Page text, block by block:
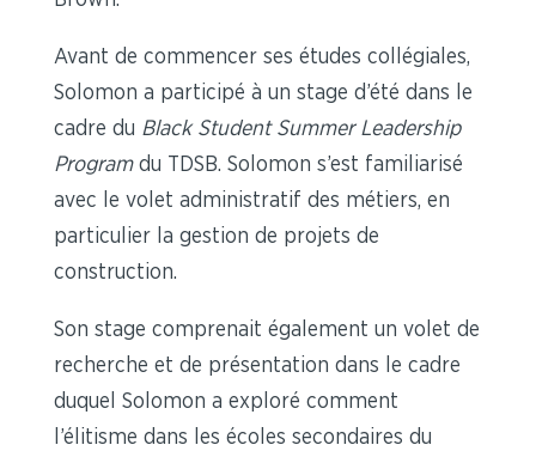
Avant de commencer ses études collégiales,
Solomon a participé à un stage d’été dans le
cadre du Black Student Summer Leadership
Programdu TDSB. Solomon s’est familiarisé
avec le volet administratif des métiers, en
particulier la gestion de projets de
construction.
Son stage comprenait également un volet de
recherche et de présentation dans le cadre
duquel Solomon a exploré comment
l’élitisme dans les écoles secondaires du